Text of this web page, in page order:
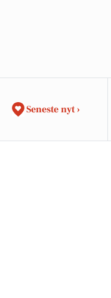
Seneste nyt ›